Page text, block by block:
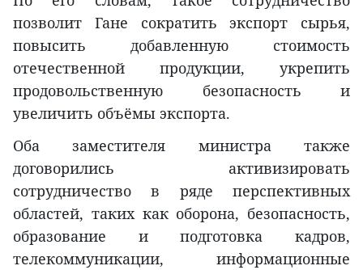
позволит Гане сократить экспорт сырья,
повысить добавленную стоимость
отечественной продукции, укрепить
продовольственную безопасность и
увеличить объёмы экспорта.
Оба заместителя министра также
договорились активизировать
сотрудничество в ряде перспективных
областей, таких как оборона, безопасность,
образование и подготовка кадров,
телекоммуникации, информационные